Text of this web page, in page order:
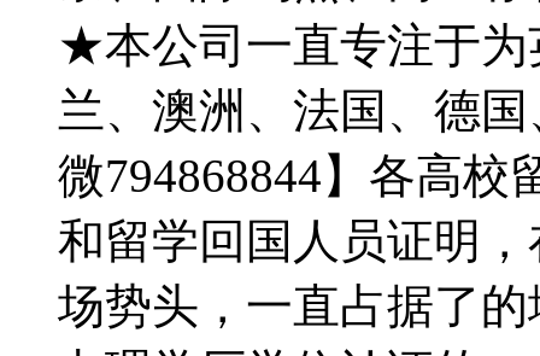
★本公司一直专注于为
兰、澳洲、法国、德
微794868844】各高
和留学回国人员证明
场势头，一直占据了